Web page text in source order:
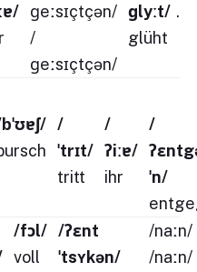
ɡeːsɪçtçən/
/
ɡeːsɪçtçən/
ɡlyːt/
glüht
.
/
ˈtrɪt/
tritt
/
ʔiːɐ/
ihr
/
ˈn/
/fɔl/
voll
/ʔɛnt
ˈtsʏkən/
/naːn/
/naːn/